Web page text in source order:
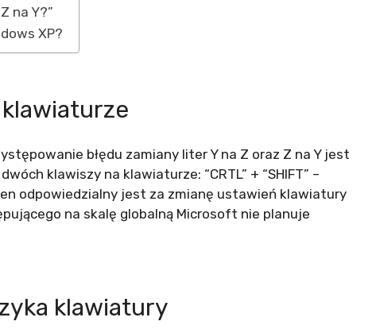
na Y?”
XP?
błędu zamiany liter Y na Z oraz Z na Y jest
klawiszy na klawiaturze: “CRTL” + “SHIFT” –
odpowiedzialny jest za zmianę ustawień klawiatury
na skalę globalną Microsoft nie planuje
klawiatury